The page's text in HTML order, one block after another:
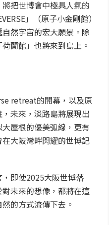
把世博會中極具人氣的
」（原子小金剛館）
然宇宙的宏大願景。除
蘭館」也將來到島上。
retreat的開幕，以及原
未來，淡路島將展現出
屋根的優美弧線，更有
大阪灣畔閃耀的世博記
即使2025大阪世博落
未來的想像，都將在這
的方式流傳下去。